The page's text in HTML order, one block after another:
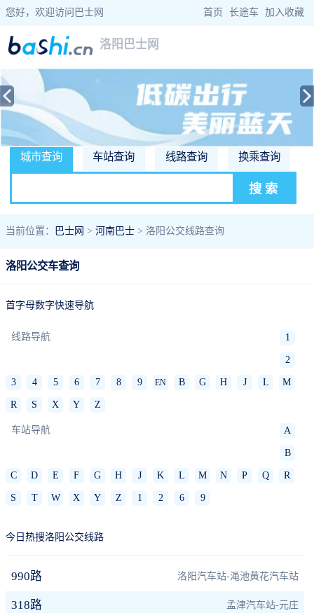
您好，欢迎访问巴士网 首页 长途车 加入收藏
洛阳巴士网
城市查询 车站查询 线路查询 换乘查询
当前位置： 巴士网 > 河南巴士 > 洛阳公交线路查询
洛阳公交车查询
首字母数字快速导航
线路导航 1
2
3 4 5 6 7 8 9 EN B G H J L M
R S X Y Z
车站导航 A
B
C D E F G H J K L M N P Q R
S T W X Y Z 1 2 6 9
今日热搜洛阳公交线路
990路 洛阳汽车站-渑池黄花汽车站
318路 孟津汽车站-元庄